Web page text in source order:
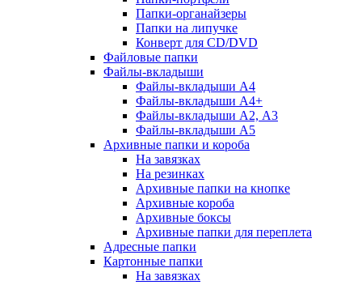
Папки-органайзеры
Папки на липучке
Конверт для CD/DVD
Файловые папки
Файлы-вкладыши
Файлы-вкладыши А4
Файлы-вкладыши А4+
Файлы-вкладыши А2, А3
Файлы-вкладыши А5
Архивные папки и короба
На завязках
На резинках
Архивные папки на кнопке
Архивные короба
Архивные боксы
Архивные папки для переплета
Адресные папки
Картонные папки
На завязках